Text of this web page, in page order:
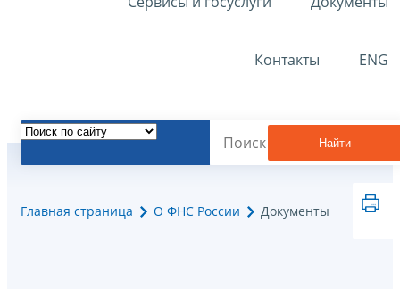
Контакты ENG
Найти
Главная страница О ФНС России Документы